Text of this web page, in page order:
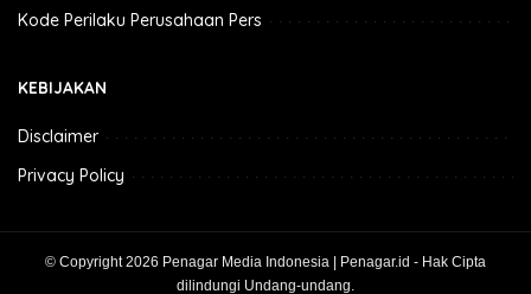
Kode Perilaku Perusahaan Pers
KEBIJAKAN
Disclaimer
Privacy Policy
© Copyright 2026 Penagar Media Indonesia | Penagar.id - Hak Cipta
dilindungi Undang-undang.